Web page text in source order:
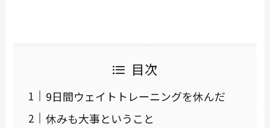
目次
9日間ウェイトトレーニングを休んだ
休みも大事ということ